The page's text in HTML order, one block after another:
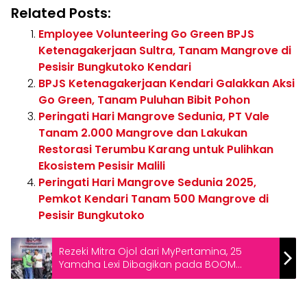
Related Posts:
Employee Volunteering Go Green BPJS
Ketenagakerjaan Sultra, Tanam Mangrove di
Pesisir Bungkutoko Kendari
BPJS Ketenagakerjaan Kendari Galakkan Aksi
Go Green, Tanam Puluhan Bibit Pohon
Peringati Hari Mangrove Sedunia, PT Vale
Tanam 2.000 Mangrove dan Lakukan
Restorasi Terumbu Karang untuk Pulihkan
Ekosistem Pesisir Malili
Peringati Hari Mangrove Sedunia 2025,
Pemkot Kendari Tanam 500 Mangrove di
Pesisir Bungkutoko
Rezeki Mitra Ojol dari MyPertamina, 25
Yamaha Lexi Dibagikan pada BOOM
Periode 1